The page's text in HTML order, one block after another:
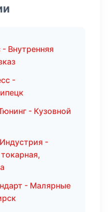
Внутренняя
-
- Кузовной
-
- Малярные